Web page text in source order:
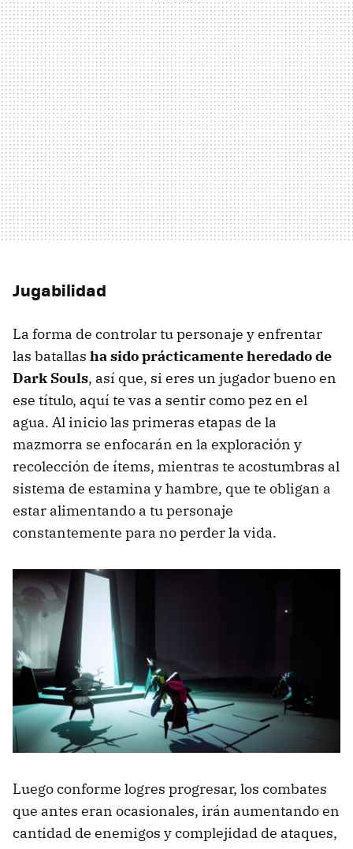
Jugabilidad
La forma de controlar tu personaje y enfrentar
las batallas ha sido prácticamente heredado de
Dark Souls, así que, si eres un jugador bueno en
ese título, aquí te vas a sentir como pez en el
agua. Al inicio las primeras etapas de la
mazmorra se enfocarán en la exploración y
recolección de ítems, mientras te acostumbras al
sistema de estamina y hambre, que te obligan a
estar alimentando a tu personaje
constantemente para no perder la vida.
Luego conforme logres progresar, los combates
que antes eran ocasionales, irán aumentando en
cantidad de enemigos y complejidad de ataques,